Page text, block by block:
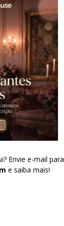
Envie e-mail para
e saiba mais!